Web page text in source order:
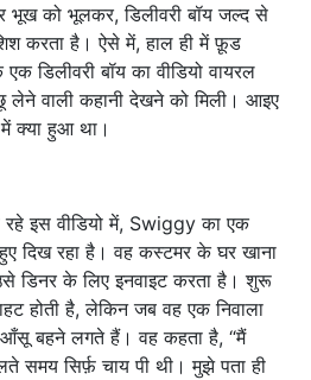
भूख को भूलकर, डिलीवरी बॉय जल्द से
करता है। ऐसे में, हाल ही में फ़ूड
डिलीवरी बॉय का वीडियो वायरल
वाली कहानी देखने को मिली। आइए
क्या हुआ था।
रहे इस वीडियो में, Swiggy का एक
हुए दिख रहा है। वह कस्टमर के घर खाना
डिनर के लिए इनवाइट करता है। शुरू
होती है, लेकिन जब वह एक निवाला
बहने लगते हैं। वह कहता है, “मैं
समय सिर्फ़ चाय पी थी। मुझे पता ही